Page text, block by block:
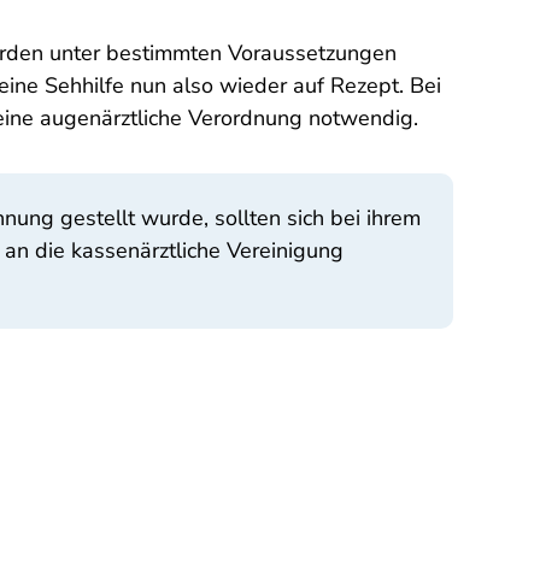
unter bestimmten Voraussetzungen
Sehhilfe nun also wieder auf Rezept. Bei
augenärztliche Verordnung notwendig.
gestellt wurde, sollten sich bei ihrem
die kassenärztliche Vereinigung